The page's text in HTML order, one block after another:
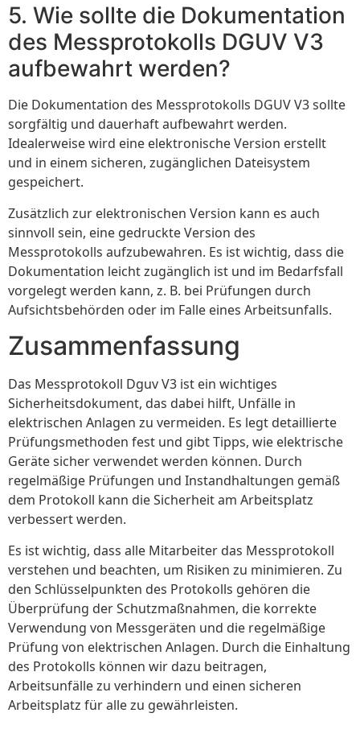
5. Wie sollte die Dokumentation
des Messprotokolls DGUV V3
aufbewahrt werden?
Die Dokumentation des Messprotokolls DGUV V3 sollte
sorgfältig und dauerhaft aufbewahrt werden.
Idealerweise wird eine elektronische Version erstellt
und in einem sicheren, zugänglichen Dateisystem
gespeichert.
Zusätzlich zur elektronischen Version kann es auch
sinnvoll sein, eine gedruckte Version des
Messprotokolls aufzubewahren. Es ist wichtig, dass die
Dokumentation leicht zugänglich ist und im Bedarfsfall
vorgelegt werden kann, z. B. bei Prüfungen durch
Aufsichtsbehörden oder im Falle eines Arbeitsunfalls.
Zusammenfassung
Das Messprotokoll Dguv V3 ist ein wichtiges
Sicherheitsdokument, das dabei hilft, Unfälle in
elektrischen Anlagen zu vermeiden. Es legt detaillierte
Prüfungsmethoden fest und gibt Tipps, wie elektrische
Geräte sicher verwendet werden können. Durch
regelmäßige Prüfungen und Instandhaltungen gemäß
dem Protokoll kann die Sicherheit am Arbeitsplatz
verbessert werden.
Es ist wichtig, dass alle Mitarbeiter das Messprotokoll
verstehen und beachten, um Risiken zu minimieren. Zu
den Schlüsselpunkten des Protokolls gehören die
Überprüfung der Schutzmaßnahmen, die korrekte
Verwendung von Messgeräten und die regelmäßige
Prüfung von elektrischen Anlagen. Durch die Einhaltung
des Protokolls können wir dazu beitragen,
Arbeitsunfälle zu verhindern und einen sicheren
Arbeitsplatz für alle zu gewährleisten.